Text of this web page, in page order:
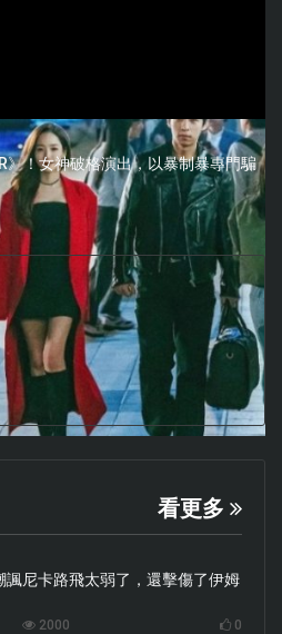
》！女神破格演出，以暴制暴專門騙
看更多
尼卡路飛太弱了，還擊傷了伊姆
2000 0